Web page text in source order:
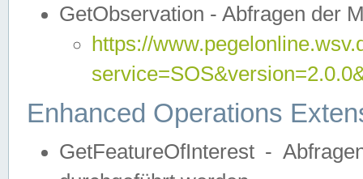
GetObservation - Abfragen der
https://
Enhanced Operations
GetFeatureOfInterest -